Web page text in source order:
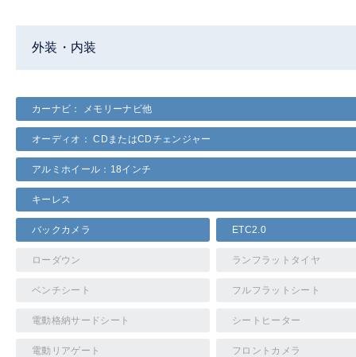
外装・内装
カーナビ： メモリーナビ他
オーディオ： CDまたはCDチェンジャー
アルミホイール：18インチ
キーレス
バックカメラ ETC2.0
ローダウン ランフラットタイヤ
ベンチシート フルフラットシート
電動格納サードシート シートヒーター
電動リアゲート フロントカメラ